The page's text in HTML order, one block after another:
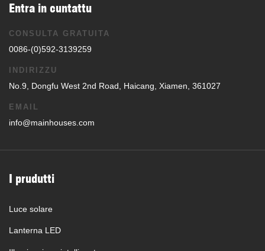
Entra in cuntattu
CONSULTA GRATUITA
0086-(0)592-3139259
INDIRIZZU
No.9, Dongfu West 2nd Road, Haicang, Xiamen, 361027
EMAIL
info@mainhouses.com
I prudutti
Luce solare
Lanterna LED